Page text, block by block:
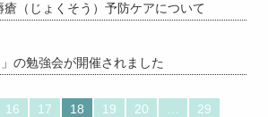
瘡（じょくそう）予防ケアについて
の勉強会が開催されました
16 17 18 19 20
29